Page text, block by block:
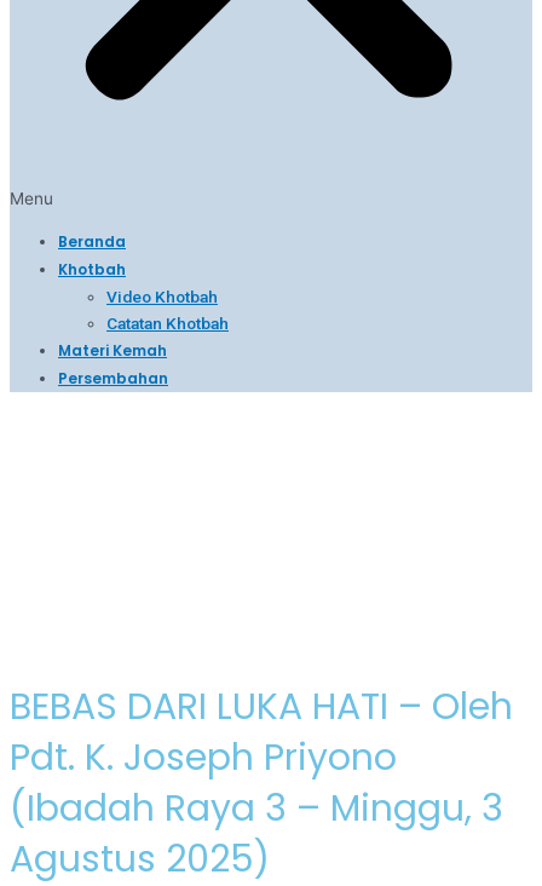
Menu
Beranda
Khotbah
Video Khotbah
Catatan Khotbah
Materi Kemah
Persembahan
BEBAS DARI LUKA HATI – Oleh
Pdt. K. Joseph Priyono
(Ibadah Raya 3 – Minggu, 3
Agustus 2025)